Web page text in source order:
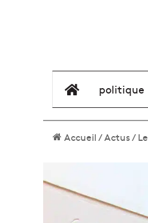
élément de
politique
Accueil/Actus/